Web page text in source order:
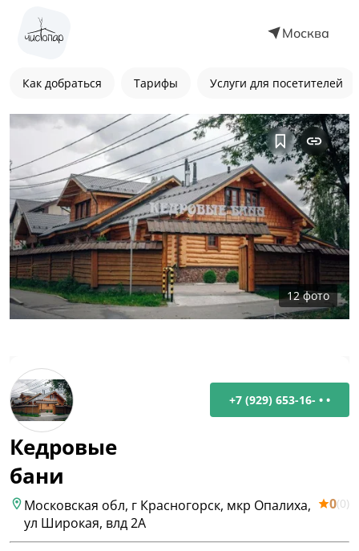
Москва
Как добраться Тарифы Услуги для посетителей
12фото
+7 (929) 653-16- • •
Кедровые
бани
Московская обл, г Красногорск, мкр Опалиха,
ул Широкая, влд 2А
0(0)